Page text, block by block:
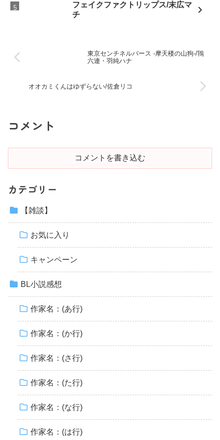
フェイクファクトリップス/末広マ
チ
東京センチネルバース ‐摩天楼の山狗‐/鴇
六連・羽純ハナ
オオカミくんはゆずらない/佐倉リコ
コメント
コメントを書き込む
カテゴリー
【雑談】
お気に入り
キャンペーン
BL小説感想
作家名：(あ行)
作家名：(か行)
作家名：(さ行)
作家名：(た行)
作家名：(な行)
作家名：(は行)